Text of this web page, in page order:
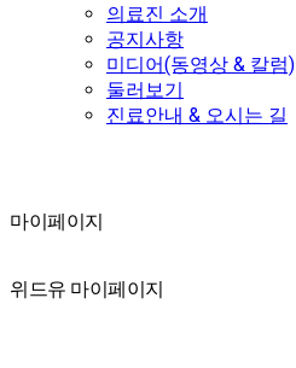
의료진 소개
공지사항
미디어(동영상 & 칼럼)
둘러보기
진료안내 & 오시는 길
마이페이지
위드유 마이페이지